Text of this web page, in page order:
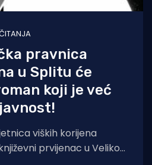
pravnica
u Splitu će
koji je već
viških korijena
prvijenac u Velikoj